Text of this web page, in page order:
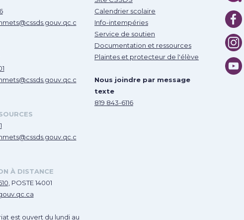
À DISTANCE
, POSTE 14001
est ouvert du lundi au
Calendrier scolaire
Info-intempéries
Service de soutien
Documentation et ressources
Plaintes et protecteur de l'élève
Nous joindre par message
texte
819 843-6116